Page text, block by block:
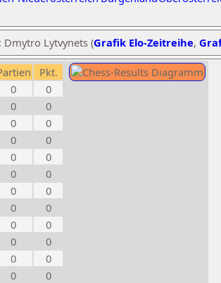
Dmytro Lytvynets (Grafik Elo-Zeitreihe,
Pkt.
0
0
0
0
0
0
0
0
0
0
0
0
0
0
0
0
0
0
0
0
0
0
0
0